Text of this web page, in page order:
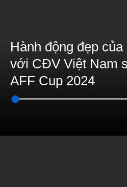
Hành động đẹp
với CĐV Việt Nam
AFF Cup 2024